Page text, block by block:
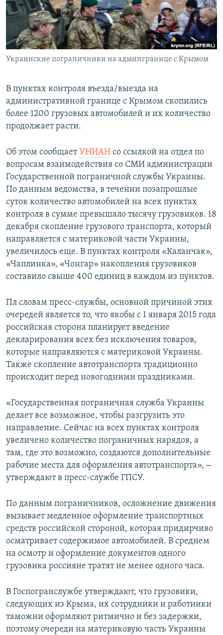
ПОБЕДИТЕЛЕЙ НЕ СУДЯТ?
КРЫМ.НЕПОКОРЕННЫЙ
ELIFBE
УКРАИНСКАЯ ПРОБЛЕМА КРЫМА
ПРИСОЕДИНЯЙТЕСЬ!
Украинские пограничники на админгранице с Крымом
В пунктах контроля въезда/выезда на
административной границе с Крымом скопились
более 1200 грузовых автомобилей и их количество
продолжает расти.
Об этом сообщает УНИАН со ссылкой на отдел по
вопросам взаимодействия со СМИ администрации
Государственной пограничной службы Украины.
По данным ведомства, в течении позапрошлые
суток количество автомобилей на всех пунктах
контроля в сумме превышало тысячу грузовиков. 18
декабря скопление грузового транспорта, который
направляется с материковой части Украины,
увеличилось еще. В пунктах контроля «Каланчак»,
«Чаплинка», «Чонгар» накопления грузовиков
составило свыше 400 единиц в каждом из пунктов.
Пл словам пресс-службы, основной причиной этих
очередей является то, что якобы с 1 января 2015 года
российская сторона планирует введение
декларирования всех без исключения товаров,
которые направляются с материковой Украины.
Также скопление автотранспорта традиционно
происходит перед новогодними праздниками.
«Государственная пограничная служба Украины
делает все возможное, чтобы разгрузить это
направление. Сейчас на всех пунктах контроля
увеличено количество пограничных нарядов, а
там, где это возможно, создаются дополнительные
рабочие места для оформления автотранспорта», –
утверждают в пресс-службе ГПСУ.
По данным пограничников, осложнение движения
вызывает медленное оформление транспортных
средств российской стороной, которая придирчиво
осматривает содержимое автомобилей. В среднем
на осмотр и оформление документов одного
грузовика россияне тратят не менее одного часа.
В Госпогранслужбе утверждают, что грузовики,
следующих из Крыма, их сотрудники и работники
таможни оформляют ритмично и без задержки,
поэтому очереди на материковую часть Украины